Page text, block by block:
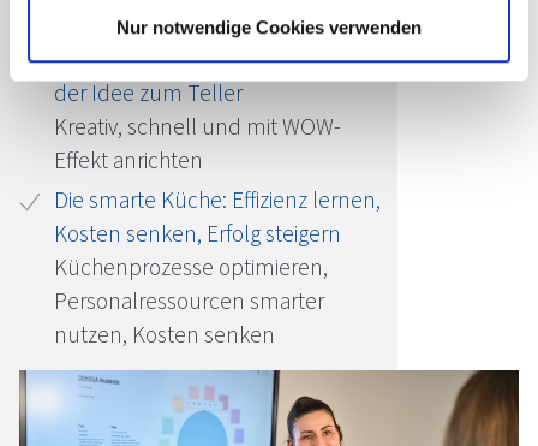
Nur notwendige Cookies verwenden
Tellerdessert
Kreative Anrichtetechniken: Von
der Idee zum Teller
Kreativ, schnell und mit WOW-
Effekt anrichten
Die smarte Küche: Effizienz lernen,
Kosten senken, Erfolg steigern
Küchenprozesse optimieren,
Personalressourcen smarter
nutzen, Kosten senken